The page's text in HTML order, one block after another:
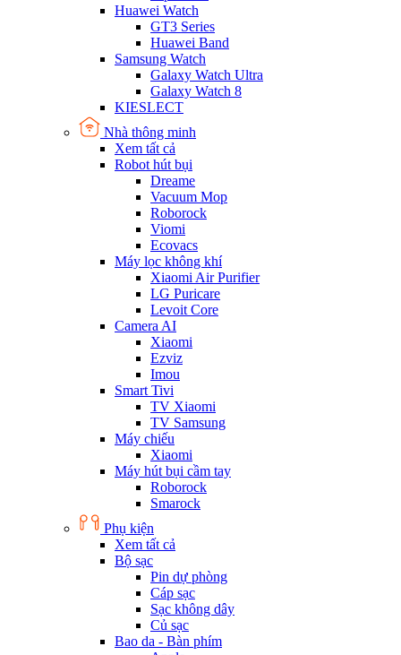
Huawei Watch
GT3 Series
Huawei Band
Samsung Watch
Galaxy Watch Ultra
Galaxy Watch 8
KIESLECT
Nhà thông minh
Xem tất cả
Robot hút bụi
Dreame
Vacuum Mop
Roborock
Viomi
Ecovacs
Máy lọc không khí
Xiaomi Air Purifier
LG Puricare
Levoit Core
Camera AI
Xiaomi
Ezviz
Imou
Smart Tivi
TV Xiaomi
TV Samsung
Máy chiếu
Xiaomi
Máy hút bụi cầm tay
Roborock
Smarock
Phụ kiện
Xem tất cả
Bộ sạc
Pin dự phòng
Cáp sạc
Sạc không dây
Củ sạc
Bao da - Bàn phím